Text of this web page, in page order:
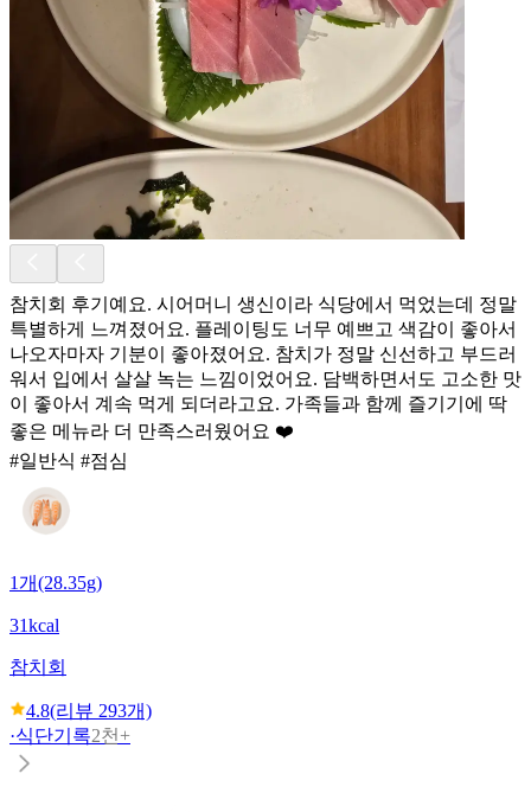
참치회 후기예요. 시어머니 생신이라 식당에서 먹었는데 정말
특별하게 느껴졌어요. 플레이팅도 너무 예쁘고 색감이 좋아서
나오자마자 기분이 좋아졌어요. 참치가 정말 신선하고 부드러
워서 입에서 살살 녹는 느낌이었어요. 담백하면서도 고소한 맛
이 좋아서 계속 먹게 되더라고요. 가족들과 함께 즐기기에 딱
좋은 메뉴라 더 만족스러웠어요 ❤️
#일반식 #점심
1개(28.35g)
31kcal
참치회
4.8(리뷰 293개)
·식단기록2천+